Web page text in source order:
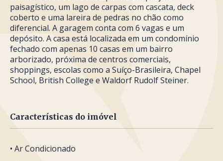
paisagístico, um lago de carpas com cascata, deck
coberto e uma lareira de pedras no chão como
diferencial. A garagem conta com 6 vagas e um
depósito. A casa está localizada em um condomínio
fechado com apenas 10 casas em um bairro
arborizado, próxima de centros comerciais,
shoppings, escolas como a Suíço-Brasileira, Chapel
School, British College e Waldorf Rudolf Steiner.
Características do imóvel
• Ar Condicionado